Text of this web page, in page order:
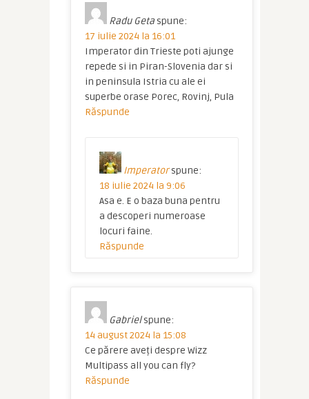
Radu Geta spune:
17 iulie 2024 la 16:01
Imperator din Trieste poti ajunge
repede si in Piran-Slovenia dar si
in peninsula Istria cu ale ei
superbe orase Porec, Rovinj, Pula
Răspunde
Imperator spune:
18 iulie 2024 la 9:06
Asa e. E o baza buna pentru
a descoperi numeroase
locuri faine.
Răspunde
Gabriel spune:
14 august 2024 la 15:08
Ce părere aveți despre Wizz
Multipass all you can fly?
Răspunde